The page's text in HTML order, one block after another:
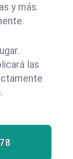
y más.
las